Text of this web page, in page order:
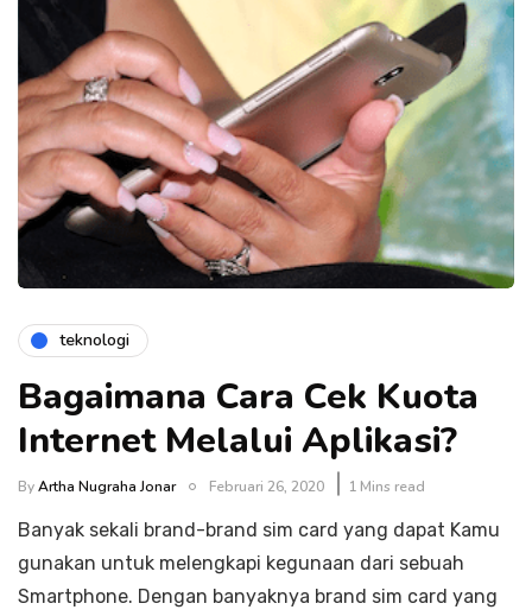
teknologi
Bagaimana Cara Cek Kuota
Internet Melalui Aplikasi?
ByArtha Nugraha Jonar Februari 26, 2020 1 Mins read
Banyak sekali brand-brand sim card yang dapat Kamu
gunakan untuk melengkapi kegunaan dari sebuah
Smartphone. Dengan banyaknya brand sim card yang